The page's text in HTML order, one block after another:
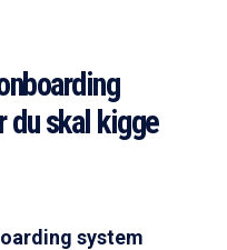
du skal kigge
system